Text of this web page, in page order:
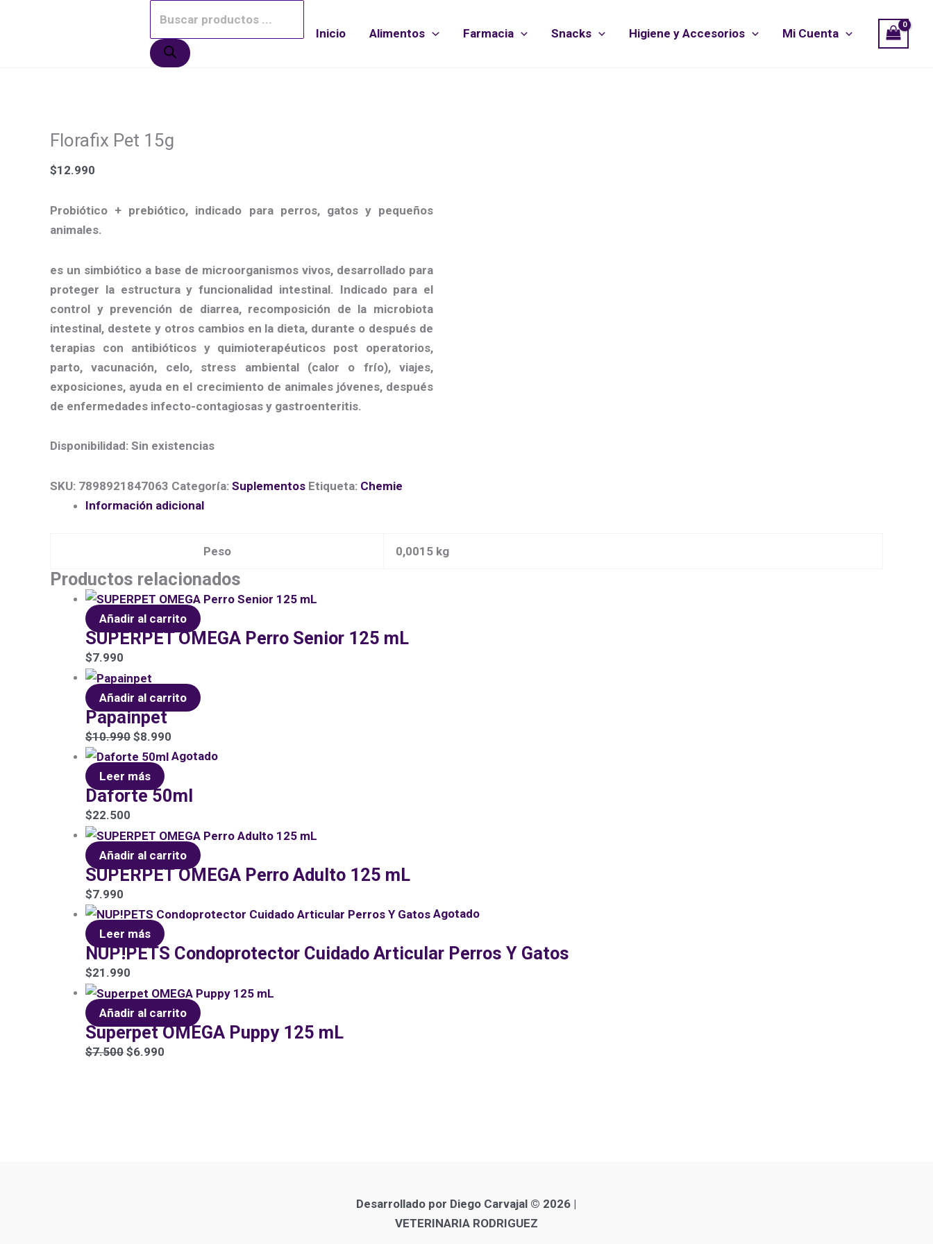
productos
Inicio Alimentos Farmacia Snacks Higiene y Accesorios Mi Cuenta
Florafix Pet 15g
$12.990
Probiótico + prebiótico, indicado para perros, gatos y pequeños
animales.
es un simbiótico a base de microorganismos vivos, desarrollado para
proteger la estructura y funcionalidad intestinal. Indicado para el
control y prevención de diarrea, recomposición de la microbiota
intestinal, destete y otros cambios en la dieta, durante o después de
terapias con antibióticos y quimioterapéuticos post operatorios,
parto, vacunación, celo, stress ambiental (calor o frío), viajes,
exposiciones, ayuda en el crecimiento de animales jóvenes, después
de enfermedades infecto-contagiosas y gastroenteritis.
Disponibilidad: Sin existencias
SKU: 7898921847063 Categoría: Suplementos Etiqueta: Chemie
Información adicional
Peso 0,0015 kg
Productos relacionados
Añadir al carrito
SUPERPET OMEGA Perro Senior 125 mL
$7.990
Añadir al carrito
Papainpet
$10.990
original
$8.990
precio
actual
es:
Agotado
Leer más
Daforte 50ml
$22.500
Añadir al carrito
SUPERPET OMEGA Perro Adulto 125 mL
$7.990
Agotado
Leer más
NUP!PETS Condoprotector Cuidado Articular Perros Y Gatos
$21.990
Añadir al carrito
Superpet OMEGA Puppy 125 mL
$7.500
original
$6.990
actual
es:
Desarrollado por Diego Carvajal © 2026 |
VETERINARIA RODRIGUEZ